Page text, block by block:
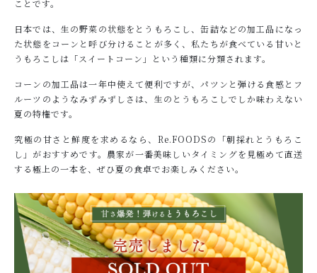
ことです。
日本では、生の野菜の状態をとうもろこし、缶詰などの加工品になっ
た状態をコーンと呼び分けることが多く、私たちが食べている甘いと
うもろこしは「スイートコーン」という種類に分類されます。
コーンの加工品は一年中使えて便利ですが、パツンと弾ける食感とフ
ルーツのようなみずみずしさは、生のとうもろこしでしか味わえない
夏の特権です。
究極の甘さと鮮度を求めるなら、Re.FOODSの「朝採れとうもろこ
し」がおすすめです。農家が一番美味しいタイミングを見極めて直送
する極上の一本を、ぜひ夏の食卓でお楽しみください。